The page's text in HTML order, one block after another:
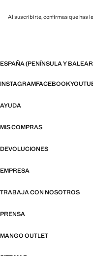
Al suscribirte, confirmas que has
ESPAÑA (PENÍNSULA Y
INSTAGRAMFACEBOOK
AYUDA
MIS COMPRAS
DEVOLUCIONES
EMPRESA
TRABAJA CON NOSOTROS
PRENSA
MANGO OUTLET